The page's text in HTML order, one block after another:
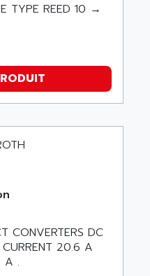
TYPE REED 10 →
CONVERTERS DC
20.6 A
A .